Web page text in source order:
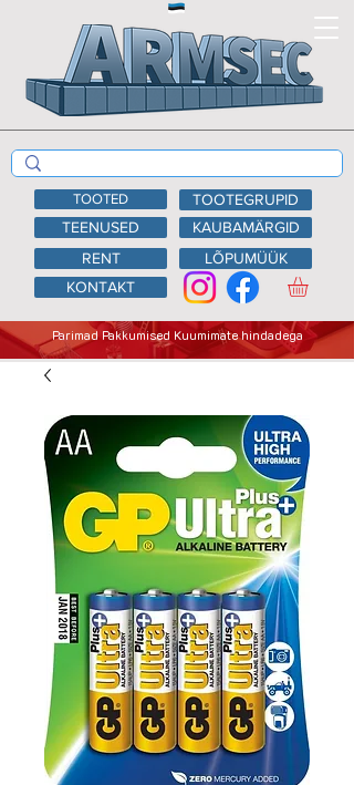
TEENUSED
KAUBAMÄRGID
RENT
LÕPUMÜÜK
KONTAKT
Parimad Pakkumised Kuumimate hindadega
TOOTED TOOTEGRUPID